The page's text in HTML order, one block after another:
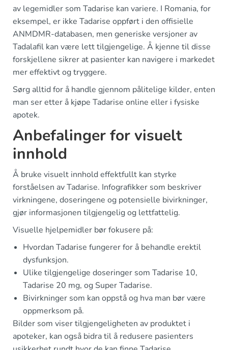
av legemidler som Tadarise kan variere. I Romania, for
eksempel, er ikke Tadarise oppført i den offisielle
ANMDMR-databasen, men generiske versjoner av
Tadalafil kan være lett tilgjengelige. Å kjenne til disse
forskjellene sikrer at pasienter kan navigere i markedet
mer effektivt og tryggere.
Sørg alltid for å handle gjennom pålitelige kilder, enten
man ser etter å kjøpe Tadarise online eller i fysiske
apotek.
Anbefalinger for visuelt
innhold
Å bruke visuelt innhold effektfullt kan styrke
forståelsen av Tadarise. Infografikker som beskriver
virkningene, doseringene og potensielle bivirkninger,
gjør informasjonen tilgjengelig og lettfattelig.
Visuelle hjelpemidler bør fokusere på:
Hvordan Tadarise fungerer for å behandle erektil
dysfunksjon.
Ulike tilgjengelige doseringer som Tadarise 10,
Tadarise 20 mg, og Super Tadarise.
Bivirkninger som kan oppstå og hva man bør være
oppmerksom på.
Bilder som viser tilgjengeligheten av produktet i
apoteker, kan også bidra til å redusere pasienters